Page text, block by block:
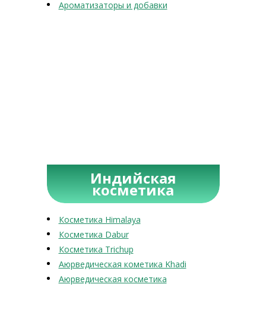
Ароматизаторы и добавки
Индийская
косметика
Косметика Himalaya
Косметика Dabur
Косметика Trichup
Аюрведическая кометика Khadi
Аюрведическая косметика